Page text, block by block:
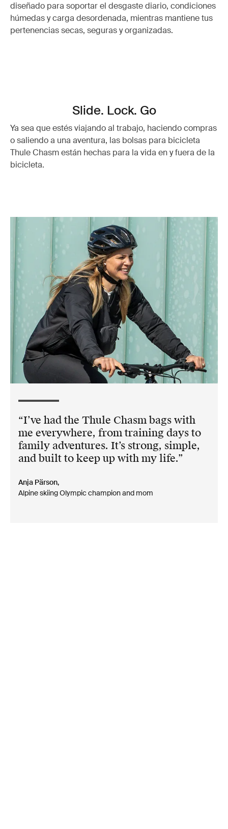
diseñado para soportar el desgaste diario, condiciones
húmedas y carga desordenada, mientras mantiene tus
pertenencias secas, seguras y organizadas.
Slide. Lock. Go
Ya sea que estés viajando al trabajo, haciendo compras
o saliendo a una aventura, las bolsas para bicicleta
Thule Chasm están hechas para la vida en y fuera de la
bicicleta.
I’ve had the Thule Chasm bags with
me everywhere, from training days to
family adventures. It’s strong, simple,
and built to keep up with my life.
Anja Pärson,
Alpine skiing Olympic champion and mom